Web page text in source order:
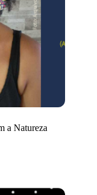
a Natureza